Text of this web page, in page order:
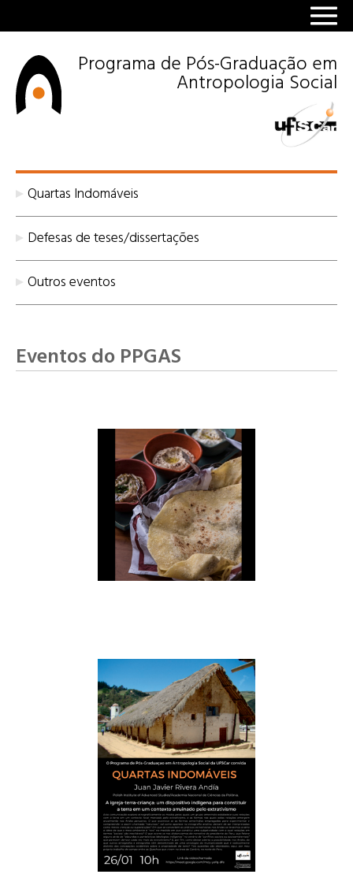
Programa de Pós-Graduação em
Antropologia Social
Eventos do PPGAS
Quartas Indomáveis
Defesas de teses/dissertações
Outros eventos